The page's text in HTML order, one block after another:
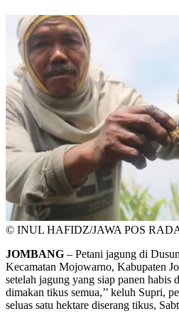
© INUL HAFIDZ/JAWA POS
JOMBANG – Petani jagung di
Kecamatan Mojowarno, Kabupaten
setelah jagung yang siap panen habis
dimakan tikus semua,’’ keluh Supri,
seluas satu hektare diserang tikus,